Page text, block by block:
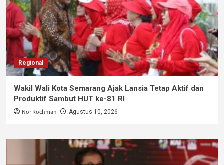
Regional
Wakil Wali Kota Semarang Ajak Lansia Tetap Aktif dan
Produktif Sambut HUT ke-81 RI
Nor Rochman Agustus 10, 2026